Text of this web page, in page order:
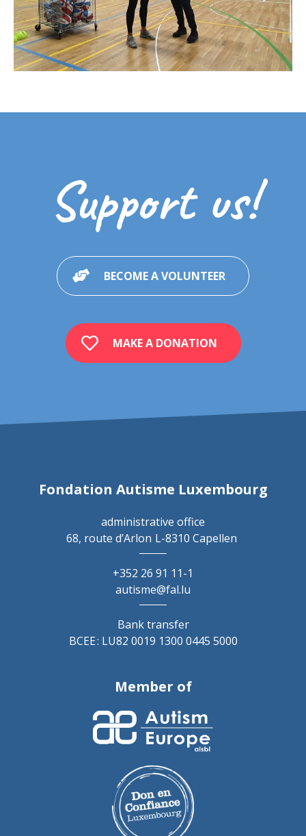
Support us!
BECOME A VOLUNTEER
MAKE A DONATION
Fondation Autisme Luxembourg
administrative office
68, route d’Arlon L-8310 Capellen
+352 26 91 11-1
autisme@fal.lu
Bank transfer
BCEE : LU82 0019 1300 0445 5000
Member of